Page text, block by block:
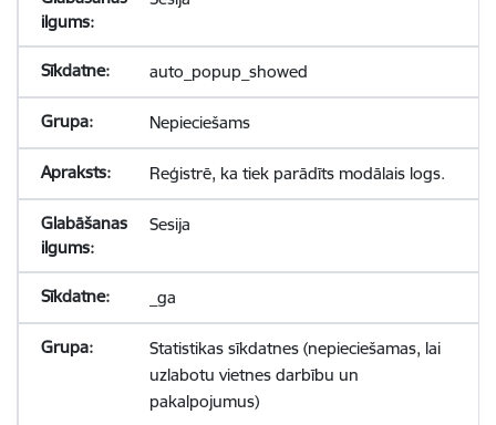
auto_popup_showed
Nepieciešams
Reģistrē, ka tiek parādīts modālais logs.
Sesija
_ga
Statistikas sīkdatnes (nepieciešamas, lai
uzlabotu vietnes darbību un
pakalpojumus)